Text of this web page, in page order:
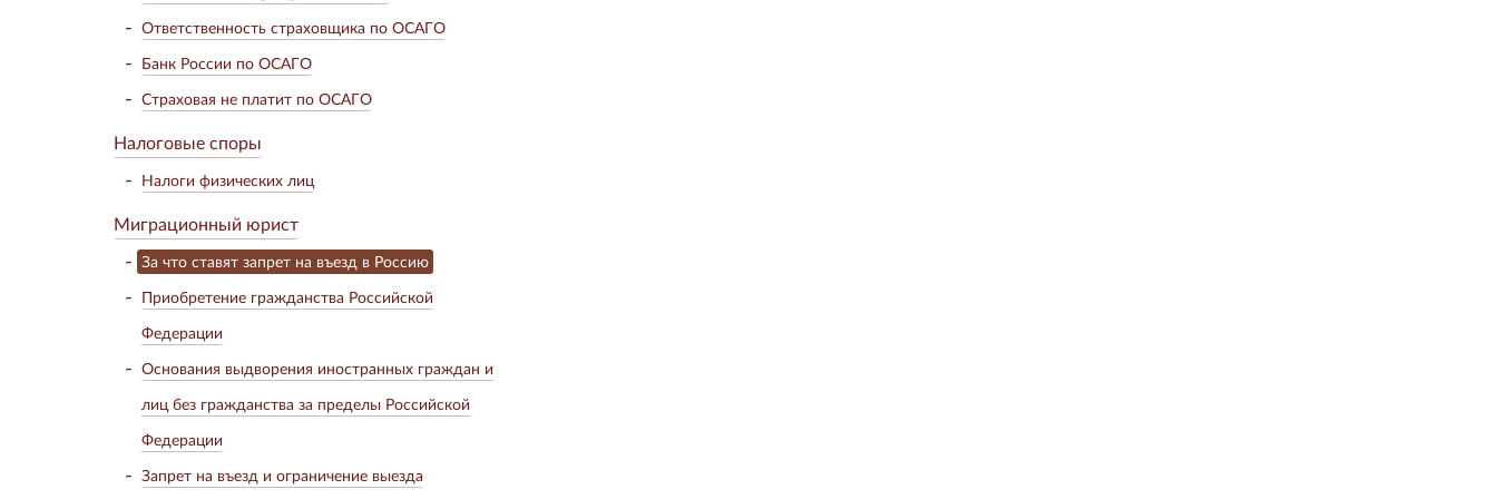
Ответственность страховщика по ОСАГО
Банк России по ОСАГО
Страховая не платит по ОСАГО
Налоговые споры
Налоги физических лиц
Миграционный юрист
За что ставят запрет на въезд в Россию
Приобретение гражданства Российской
Федерации
Основания выдворения иностранных граждан и
лиц без гражданства за пределы Российской
Федерации
Запрет на въезд и ограничение выезда